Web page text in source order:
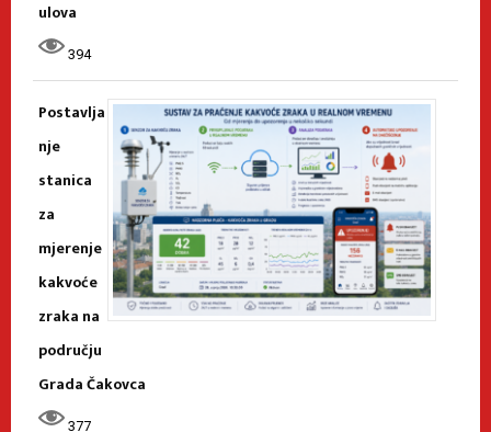
ulova
394
Postavlja
nje
stanica
za
mjerenje
kakvoće
zraka na
području
Grada Čakovca
377